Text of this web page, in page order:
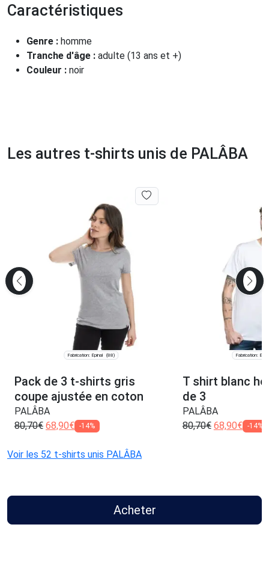
Caractéristiques
Genre : homme
Tranche d'âge : adulte (13 ans et +)
Couleur : noir
Les autres t-shirts unis de PALÂBA
Fabrication: Épinal (88)
Pack de 3 t-shirts gris
coupe ajustée en coton
PALÂBA
80,70€ 68,90€ -14%
Fabrication:
T shirt blanc
de 3
PALÂBA
80,70€ 68,90€ -14%
Voir les 52 t-shirts unis PALÂBA
Acheter